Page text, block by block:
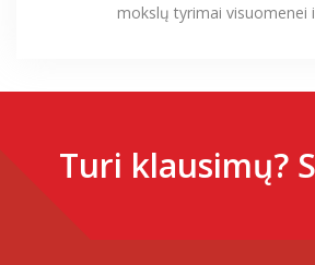
mokslų tyrimai visuomenei
Turi klausimų?